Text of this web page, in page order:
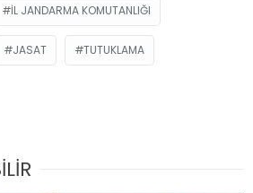
İL JANDARMA KOMUTANLIĞI
JASAT TUTUKLAMA